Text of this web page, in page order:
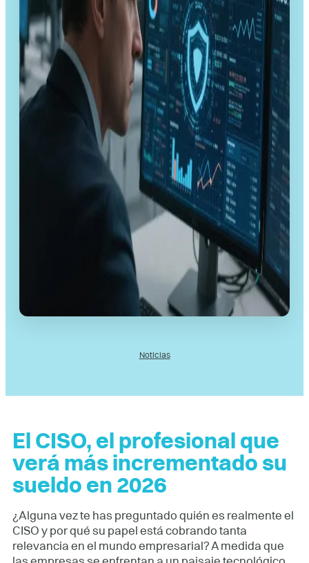
Noticias
El CISO, el profesional que
verá más incrementado su
sueldo en 2026
¿Alguna vez te has preguntado quién es realmente el
CISO y por qué su papel está cobrando tanta
relevancia en el mundo empresarial? A medida que